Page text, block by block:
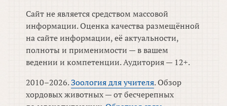
Сайт не является средством массовой
информации. Оценка качества размещённой
на сайте информации, её актуальности,
полноты и применимости — в вашем
ведении и компетенции. Аудитория — 12+.
2010–2026.Зоология для учителя. Обзор
хордовых животных — от бесчерепных